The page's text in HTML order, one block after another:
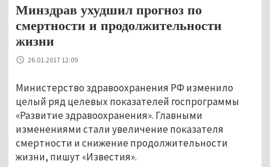
Минздрав ухудшил прогноз по
смертности и продолжительности
жизни
26.01.2017 12:09
Министерство здравоохранения РФ изменило
целый ряд целевых показателей госпрограммы
«Развитие здравоохранения». Главными
изменениями стали увеличение показателя
смертности и снижение продолжительности
жизни, пишут «Известия».